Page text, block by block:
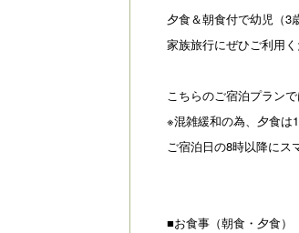
夕食＆朝食付で幼児（3
家族旅行にぜひご利用
こちらのご宿泊プラン
※混雑緩和の為、夕食は
ご宿泊日の8時以降にス
■お食事（朝食・夕食）